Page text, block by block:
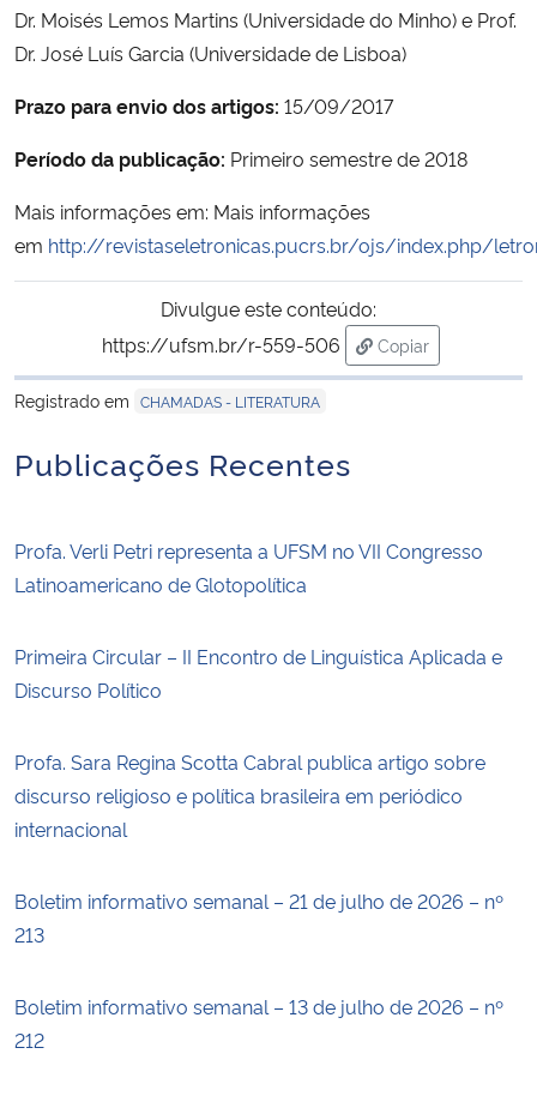
Ministério da Mulher, da Família e dos Direitos Humanos
Gabinete de Segurança Institucional
Banco Central do Brasil
Planalto
Dr. Moisés Lemos Martins (Universidade do Minho) e Prof.
Dr. José Luís Garcia (Universidade de Lisboa)
Prazo para envio dos artigos: 15/09/2017
Período da publicação: Primeiro semestre de 2018
Mais informações em: Mais informações
em http://revistaseletronicas.pucrs.br/ojs/index.php/
Divulgue este conteúdo:
https://ufsm.br/r-559-506
Copiar
para área de
Registrado em CHAMADAS - LITERATURA
Publicações Recentes
Profa. Verli Petri representa a UFSM no VII Congresso
Latinoamericano de Glotopolítica
Primeira Circular – II Encontro de Linguística Aplicada e
Discurso Político
Profa. Sara Regina Scotta Cabral publica artigo sobre
discurso religioso e política brasileira em periódico
internacional
Boletim informativo semanal – 21 de julho de 2026 – nº
213
Boletim informativo semanal – 13 de julho de 2026 – nº
212